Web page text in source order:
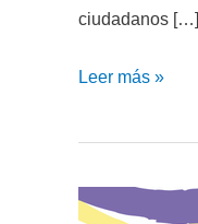
ciudadanos […]
Nuevo
CERV:
4
Leer más »